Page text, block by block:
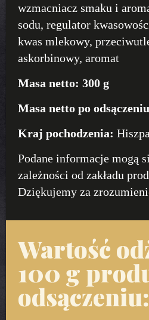
wzmacniacz smaku i
sodu, regulator
kwas mlekowy,
askorbinowy, aromat
Masa netto: 300 g
Masa netto po
Kraj pochodzenia:
Podane informacje mogą
zależności od zakładu
Dziękujemy za
Wartość
100 g
odsączeniu: